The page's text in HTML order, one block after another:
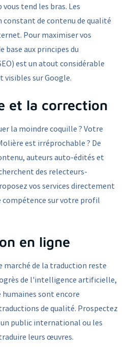
tend les bras. Les
de contenu de qualité
Pour maximiser vos
base aux principes du
est un atout considérable
visibles sur Google.
et la correction
la moindre coquille ? Votre
est irréprochable ? De
auteurs auto-édités et
des relecteurs-
vos services directement
sur votre profil
en ligne
marché de la traduction reste
de l'intelligence artificielle,
sont encore
de qualité. Prospectez
public international ou les
leurs œuvres.